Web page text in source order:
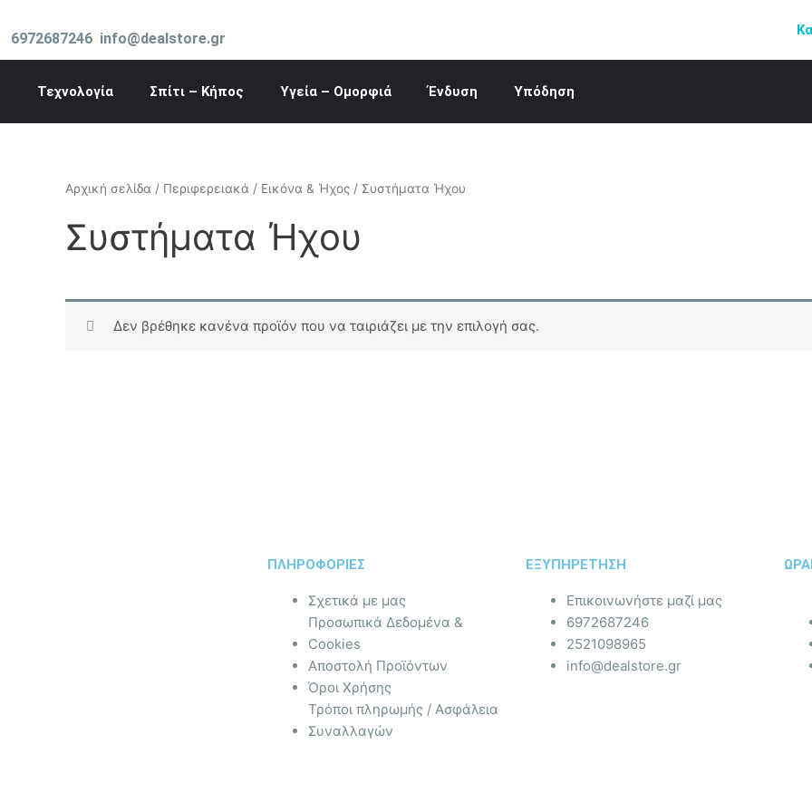
στο6972687246 info@dealstore.gr
Τεχνολογία Σπίτι – Κήπος Υγεία – Ομορφιά Ένδυση Υπόδηση
Αρχική σελίδα / Περιφερειακά / Εικόνα & Ήχος / Συστήματα Ήχου
Συστήματα Ήχου
Δεν βρέθηκε κανένα προϊόν που να ταιριάζει με την επιλογή σας.
ΠΛΗΡΟΦΟΡΙΕΣ
Σχετικά με μας
Προσωπικά Δεδομένα &
Cookies
Αποστολή Προϊόντων
Όροι Χρήσης
Τρόποι πληρωμής / Ασφάλεια
Συναλλαγών
ΕΞΥΠΗΡΕΤΗΣΗ
Επικοινωνήστε μαζί μας
6972687246
2521098965
info@dealstore.gr